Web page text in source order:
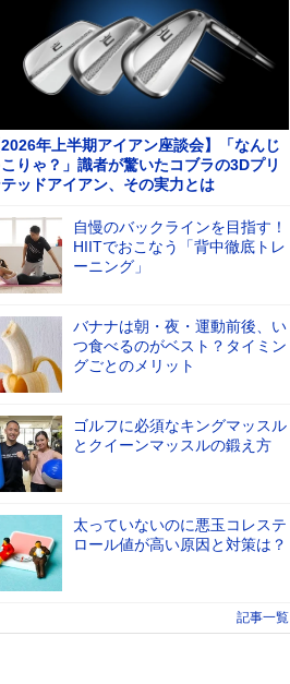
2026年上半期アイアン座談会】「なんじ
りゃ？」識者が驚いたコブラの3Dプリ
ッドアイアン、その実力とは
自慢のバックラインを目指す！
HIITでおこなう「背中徹底トレ
ーニング」
バナナは朝・夜・運動前後、い
つ食べるのがベスト？タイミン
グごとのメリット
ゴルフに必須なキングマッスル
とクイーンマッスルの鍛え方
太っていないのに悪玉コレステ
ロール値が高い原因と対策は？
記事一覧